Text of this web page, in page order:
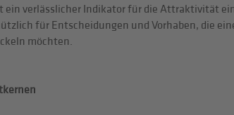
verlässlicher Indikator für die Attraktivität
für Entscheidungen und Vorhaben, die
möchten.